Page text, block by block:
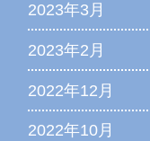
2023年3月
2023年2月
2022年12月
2022年10月